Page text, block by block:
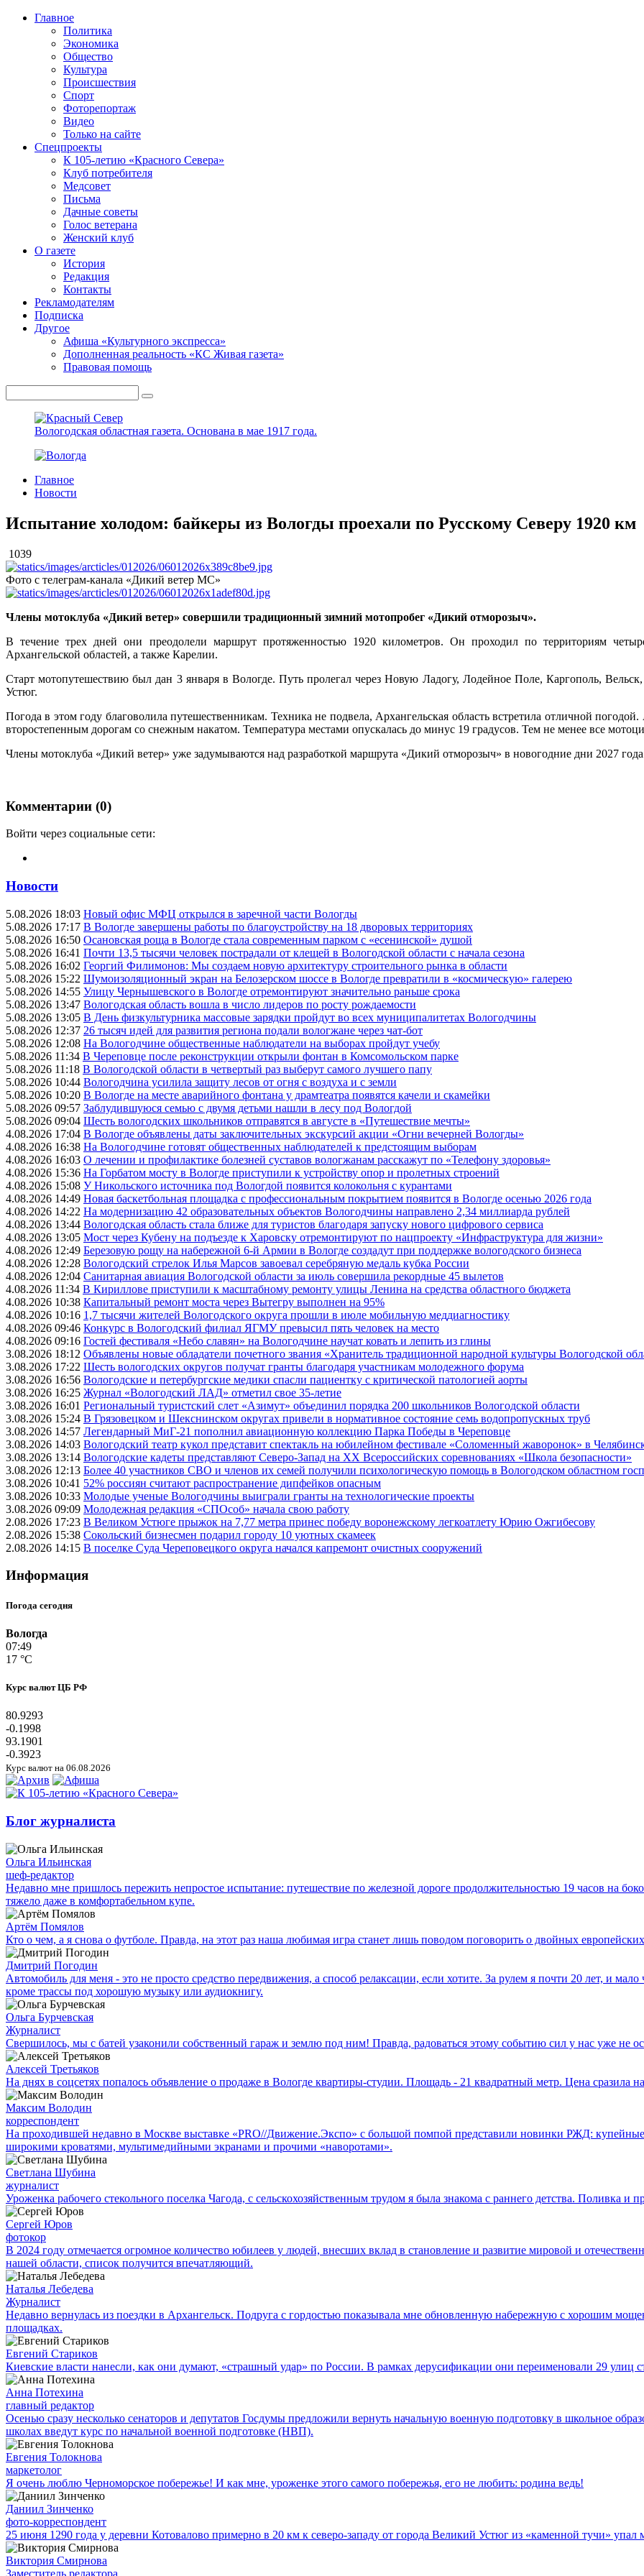
Главное
Политика
Экономика
Общество
Культура
Происшествия
Спорт
Фоторепортаж
Видео
Только на сайте
Спецпроекты
К 105-летию «Красного Севера»
Клуб потребителя
Медсовет
Письма
Дачные советы
Голос ветерана
Женский клуб
О газете
История
Редакция
Контакты
Рекламодателям
Подписка
Другое
Афиша «Культурного экспресса»
Дополненная реальность «КС Живая газета»
Правовая помощь
Вологодская областная газета. Основана в мае 1917 года.
Главное
Новости
Испытание холодом: байкеры из Вологды проехали по Русскому Северу 1920 км
1039
Фото с телеграм-канала «Дикий ветер МС»
Члены мотоклуба «Дикий ветер» совершили традиционный зимний мотопробег «Дикий отморозыч».
В течение трех дней они преодолели маршрут протяженностью 1920 километров. Он проходил по территориям
Архангельской областей, а также Карелии.
Старт мотопутешествию был дан 3 января в Вологде. Путь пролегал через Новую Ладогу, Лодейное Поле, Каргополь,
Устюг.
Погода в этом году благоволила путешественникам. Техника не подвела, Архангельская область встретила отличной
второстепенным дорогам со снежным накатом. Температура местами опускалась до минус 19 градусов. Тем не менее все
Члены мотоклуба «Дикий ветер» уже задумываются над разработкой маршрута «Дикий отморозыч» в новогодние дни 2027
Комментарии (0)
Войти через социальные сети:
Новости
5.08.2026 18:03 Новый офис МФЦ открылся в заречной части Вологды
5.08.2026 17:17 В Вологде завершены работы по благоустройству на 18 дворовых территориях
5.08.2026 16:50 Осановская роща в Вологде стала современным парком с «есенинской» душой
5.08.2026 16:41 Почти 13,5 тысячи человек пострадали от клещей в Вологодской области с начала сезона
5.08.2026 16:02 Георгий Филимонов: Мы создаем новую архитектуру строительного рынка в области
5.08.2026 15:22 Шумоизоляционный экран на Белозерском шоссе в Вологде превратили в «космическую» галерею
5.08.2026 14:55 Улицу Чернышевского в Вологде отремонтируют значительно раньше срока
5.08.2026 13:47 Вологодская область вошла в число лидеров по росту рождаемости
5.08.2026 13:05 В День физкультурника массовые зарядки пройдут во всех муниципалитетах Вологодчины
5.08.2026 12:37 26 тысяч идей для развития региона подали вологжане через чат-бот
5.08.2026 12:08 На Вологодчине общественные наблюдатели на выборах пройдут учебу
5.08.2026 11:34 В Череповце после реконструкции открыли фонтан в Комсомольском парке
5.08.2026 11:18 В Вологодской области в четвертый раз выберут самого лучшего папу
5.08.2026 10:44 Вологодчина усилила защиту лесов от огня с воздуха и с земли
5.08.2026 10:20 В Вологде на месте аварийного фонтана у драмтеатра появятся качели и скамейки
5.08.2026 09:57 Заблудившуюся семью с двумя детьми нашли в лесу под Вологдой
5.08.2026 09:04 Шесть вологодских школьников отправятся в августе в «Путешествие мечты»
4.08.2026 17:04 В Вологде объявлены даты заключительных экскурсий акции «Огни вечерней Вологды»
4.08.2026 16:38 На Вологодчине готовят общественных наблюдателей к предстоящим выборам
4.08.2026 16:03 О лечении и профилактике болезней суставов вологжанам расскажут по «Телефону здоровья»
4.08.2026 15:36 На Горбатом мосту в Вологде приступили к устройству опор и пролетных строений
4.08.2026 15:08 У Никольского источника под Вологдой появится колокольня с курантами
4.08.2026 14:49 Новая баскетбольная площадка с профессиональным покрытием появится в Вологде осенью 2026 года
4.08.2026 14:22 На модернизацию 42 образовательных объектов Вологодчины направлено 2,34 миллиарда рублей
4.08.2026 13:44 Вологодская область стала ближе для туристов благодаря запуску нового цифрового сервиса
4.08.2026 13:05 Мост через Кубену на подъезде к Харовску отремонтируют по нацпроекту «Инфраструктура для жизни»
4.08.2026 12:49 Березовую рощу на набережной 6-й Армии в Вологде создадут при поддержке вологодского бизнеса
4.08.2026 12:28 Вологодский стрелок Илья Марсов завоевал серебряную медаль кубка России
4.08.2026 12:04 Санитарная авиация Вологодской области за июль совершила рекордные 45 вылетов
4.08.2026 11:34 В Кириллове приступили к масштабному ремонту улицы Ленина на средства областного бюджета
4.08.2026 10:38 Капитальный ремонт моста через Вытегру выполнен на 95%
4.08.2026 10:16 1,7 тысячи жителей Вологодского округа прошли в июле мобильную меддиагностику
4.08.2026 09:46 Конкурс в Вологодский филиал ЯГМУ превысил пять человек на место
4.08.2026 09:16 Гостей фестиваля «Небо славян» на Вологодчине научат ковать и лепить из глины
3.08.2026 18:12 Объявлены новые обладатели почетного звания «Хранитель традиционной народной культуры Вологодской
3.08.2026 17:22 Шесть вологодских округов получат гранты благодаря участникам молодежного форума
3.08.2026 16:56 Вологодские и петербургские медики спасли пациентку с критической патологией аорты
3.08.2026 16:25 Журнал «Вологодский ЛАД» отметил свое 35-летие
3.08.2026 16:01 Региональный туристский слет «Азимут» объединил порядка 200 школьников Вологодской области
3.08.2026 15:24 В Грязовецком и Шекснинском округах привели в нормативное состояние семь водопропускных труб
3.08.2026 14:57 Легендарный МиГ-21 пополнил авиационную коллекцию Парка Победы в Череповце
3.08.2026 14:03 Вологодский театр кукол представит спектакль на юбилейном фестивале «Соломенный жаворонок» в
3.08.2026 13:14 Вологодские кадеты представляют Северо-Запад на XX Всероссийских соревнованиях «Школа безопасности»
3.08.2026 12:13 Более 40 участников СВО и членов их семей получили психологическую помощь в Вологодском областном
3.08.2026 10:41 52% россиян считают распространение дипфейков опасным
3.08.2026 10:33 Молодые ученые Вологодчины выиграли гранты на технологические проекты
3.08.2026 09:09 Молодежная редакция «СПОсоб» начала свою работу
2.08.2026 17:23 В Великом Устюге прыжок на 7,77 метра принес победу воронежскому легкоатлету Юрию Ожгибесову
2.08.2026 15:38 Сокольский бизнесмен подарил городу 10 уютных скамеек
2.08.2026 14:15 В поселке Суда Череповецкого округа начался капремонт очистных сооружений
Информация
Погода сегодня
Вологда
07:49
17 °C
Курс валют ЦБ РФ
80.9293
-0.1998
93.1901
-0.3923
Курс валют на 06.08.2026
Блог журналиста
Ольга Ильинская
шеф-редактор
Недавно мне пришлось пережить непростое испытание: путешествие по железной дороге продолжительностью 19 часов на
тяжело даже в комфортабельном купе.
Артём Помялов
Кто о чем, а я снова о футболе. Правда, на этот раз наша любимая игра станет лишь поводом поговорить о двойных европейских
Дмитрий Погодин
Автомобиль для меня - это не просто средство передвижения, а способ релаксации, если хотите. За рулем я почти 20 лет, и
кроме трассы под хорошую музыку или аудиокнигу.
Ольга Бурчевская
Журналист
Свершилось, мы с батей узаконили собственный гараж и землю под ним! Правда, радоваться этому событию сил у нас уже не
Алексей Третьяков
На днях в соцсетях попалось объявление о продаже в Вологде квартиры-студии. Площадь - 21 квадратный метр. Цена сразила
Максим Володин
корреспондент
На проходившей недавно в Мос­кве выставке «PRO//Движение.Экспо» с большой помпой представили новинки РЖД:
широкими кроватями, мультимедийными экранами и прочими «наворотами».
Светлана Шубина
журналист
Уроженка рабочего стекольного поселка Чагода, с сельскохозяйственным трудом я была знакома с раннего детства. Поливка и
Сергей Юров
фотокор
В 2024 году отмечается огромное количество юбилеев у людей, внесших вклад в становление и развитие мировой и
нашей области, список получится впечатляющий.
Наталья Лебедева
Журналист
Недавно вернулась из поездки в Архангельск. Подруга с гордостью показывала мне обновленную набережную с хорошим
площадках.
Евгений Стариков
Киевские власти нанесли, как они думают, «страшный удар» по России. В рамках дерусификации они переименовали 29
Анна Потехина
главный редактор
Осенью сразу несколько сенаторов и депутатов Госдумы предложили вернуть начальную военную подготовку в школьное
школах введут курс по начальной военной подготовке (НВП).
Евгения Толокнова
маркетолог
Я очень люблю Черноморское побережье! И как мне, уроженке этого самого побережья, его не любить: родина ведь!
Даниил Зинченко
фото-корреспондент
25 июня 1290 года у деревни Котовалово примерно в 20 км к северо-западу от города Великий Устюг из «каменной тучи»
Виктория Смирнова
Заместитель редактора